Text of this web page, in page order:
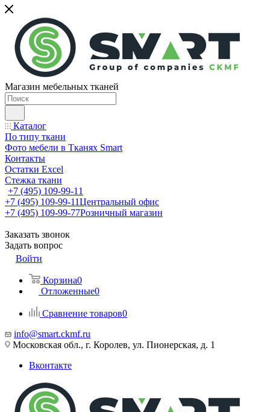
Магазин мебельных тканей
Каталог
По типу ткани
Фото мебели в Тканях Smart
Контакты
Остатки Excel
Стежка ткани
+7 (495) 109-99-11
+7 (495) 109-99-11Центральный офис
+7 (495) 109-99-77Розничный магазин
Заказать звонок
Задать вопрос
Войти
Корзина0
Отложенные0
Сравнение товаров0
info@smart.ckmf.ru
Московская обл., г. Королев, ул. Пионерская, д. 1
Вконтакте